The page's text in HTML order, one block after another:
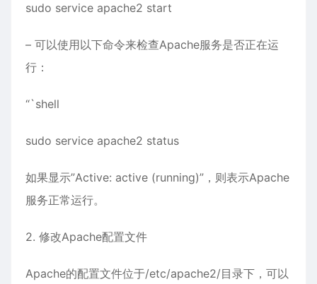
sudo service apache2 start
– 可以使用以下命令来检查Apache服务是否正在运
行：
“`shell
sudo service apache2 status
如果显示”Active: active (running)”，则表示Apache
服务正常运行。
2. 修改Apache配置文件
Apache的配置文件位于/etc/apache2/目录下，可以